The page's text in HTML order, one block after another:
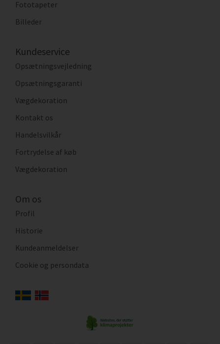
Fototapeter
Billeder
Kundeservice
Opsætningsvejledning
Opsætningsgaranti
Vægdekoration
Kontakt os
Handelsvilkår
Fortrydelse af køb
Vægdekoration
Om os
Profil
Historie
Kundeanmeldelser
Cookie og persondata